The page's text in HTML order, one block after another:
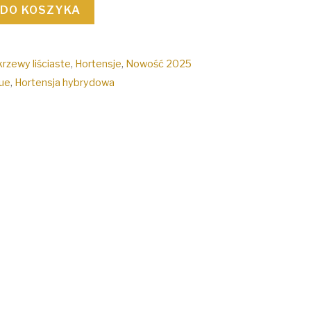
KOSZYKA
liściaste, Hortensje, Nowość 2025
, Hortensja hybrydowa